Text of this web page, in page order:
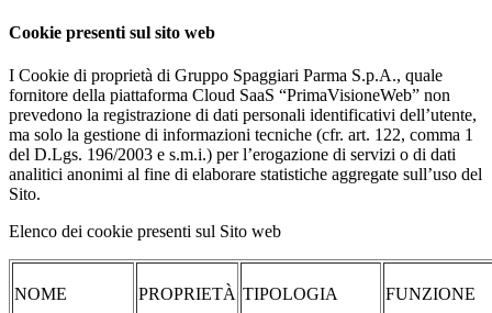
Cookie presenti sul sito web
I Cookie di proprietà di Gruppo Spaggiari Parma S.p.A., quale
fornitore della piattaforma Cloud SaaS “PrimaVisioneWeb” non
prevedono la registrazione di dati personali identificativi dell’utente,
ma solo la gestione di informazioni tecniche (cfr. art. 122, comma 1
del D.Lgs. 196/2003 e s.m.i.) per l’erogazione di servizi o di dati
analitici anonimi al fine di elaborare statistiche aggregate sull’uso del
Sito.
Elenco dei cookie presenti sul Sito web
NOME PROPRIETÀ TIPOLOGIA FUNZIONE